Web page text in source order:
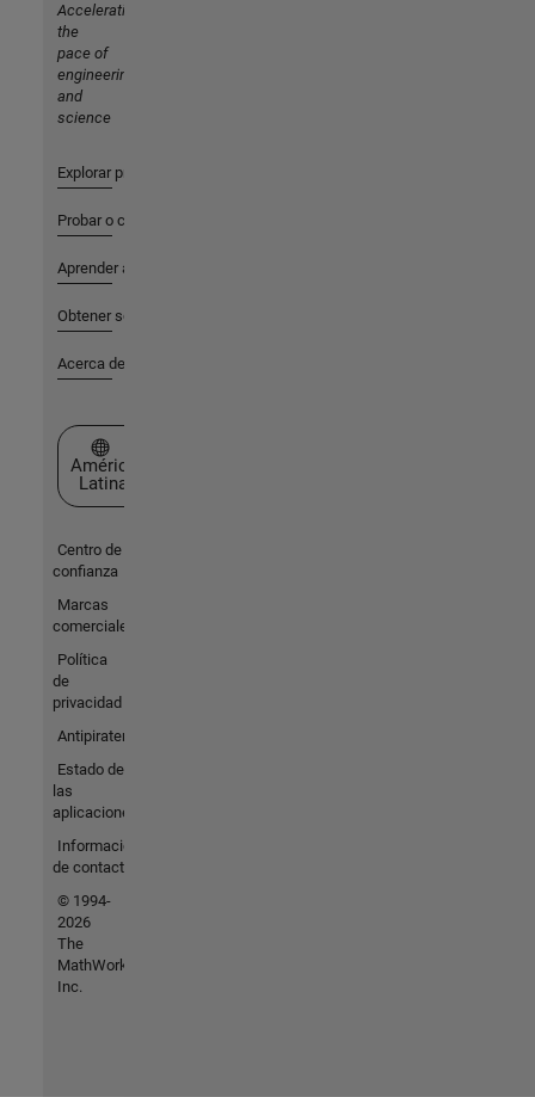
Accelerating
the
pace of
engineering
and
science
Explorar productos
Probar o comprar
Aprender a utilizar
Obtener soporte
Acerca de MathWorks
Seleccione un país/idioma
América
Latina
Centro de
confianza
Marcas
comerciales
Política
de
privacidad
Antipiratería
Estado de
las
aplicaciones
Información
de contacto
© 1994-
2026
The
MathWorks,
Inc.